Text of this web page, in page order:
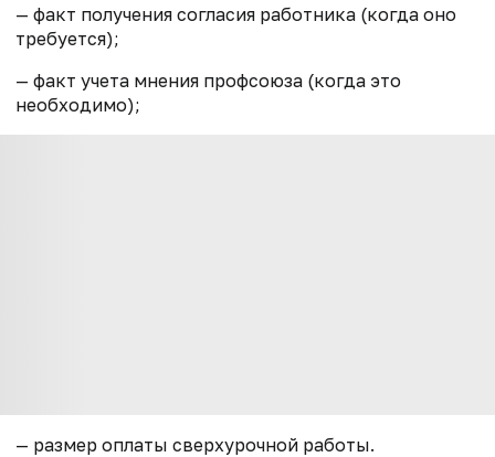
— факт получения согласия работника (когда оно
требуется);
— факт учета мнения профсоюза (когда это
необходимо);
— размер оплаты сверхурочной работы.